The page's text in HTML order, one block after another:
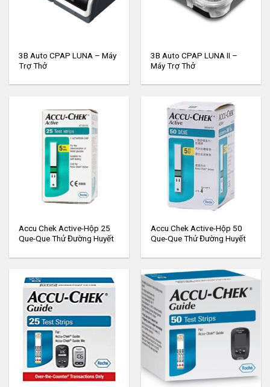
3B Auto CPAP LUNA – Máy
Trợ Thở
3B Auto CPAP LUNA II –
Máy Trợ Thở
Accu Chek Active-Hộp 25
Que-Que Thử Đường Huyết
Accu Chek Active-Hộp 50
Que-Que Thử Đường Huyết